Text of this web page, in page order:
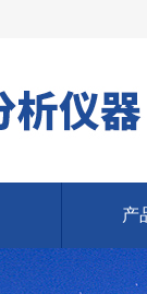
产